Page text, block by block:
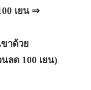
เยน ⇒
าด้วย
ลด 100 เยน)